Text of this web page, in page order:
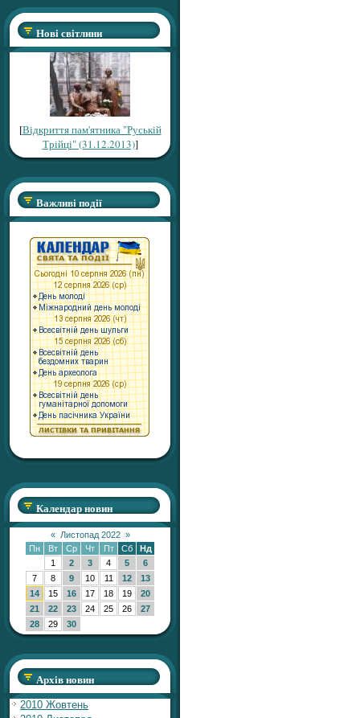
Нові світлини
[Відкриття пам'ятника "Руській
Трійці" (31.12.2013)]
Важливі події
Календар новин
« Листопад 2022 »
Пн
Вт Ср Чт Пт Сб
Нд
1
2 3 4 5
6
7
8 9 10 11 12
13
14
15 16 17 18 19
20
21
22 23 24 25 26
27
28
29 30
Архів новин
2010 Жовтень